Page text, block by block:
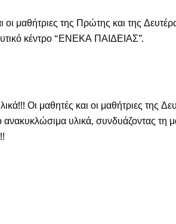
οι μαθήτριες της Πρώτης και της
κέντρο “ΕΝΕΚΑ ΠΑΙΔΕΙΑΣ”.
Οι μαθητές και οι μαθήτριες της
υλικά, συνδυάζοντας τη